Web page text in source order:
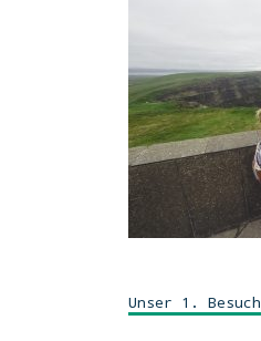
Unser 1. Besuch